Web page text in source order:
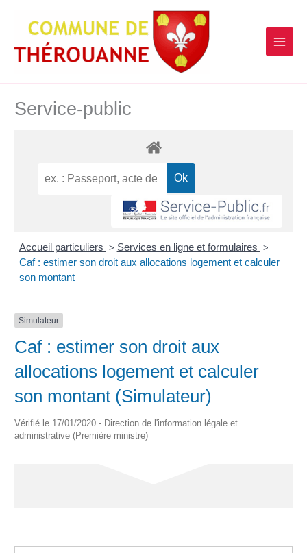
contenu
Service-public
Accueil particuliers > Services en ligne et formulaires >
Caf : estimer son droit aux allocations logement et calculer
son montant
Simulateur
Caf : estimer son droit aux
allocations logement et calculer
son montant (Simulateur)
Vérifié le 17/01/2020 - Direction de l'information légale et
administrative (Première ministre)